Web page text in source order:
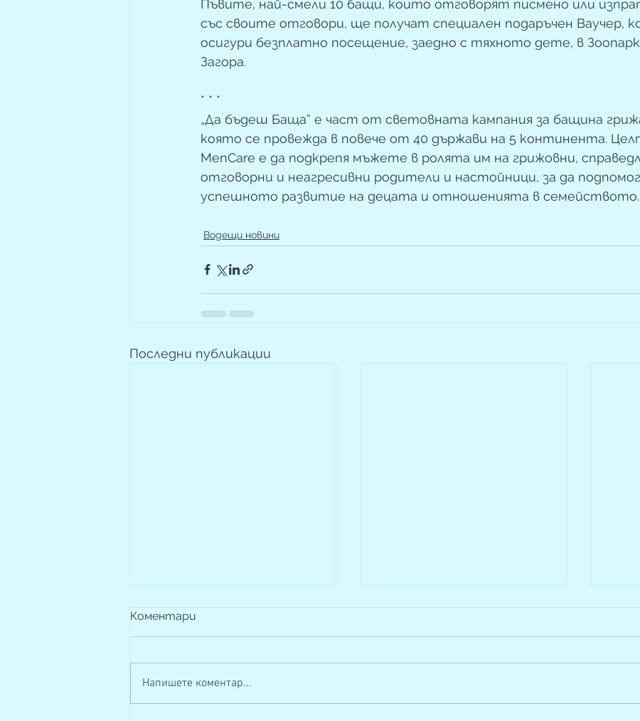
Пъвите, най-смели 10 бащи, които отговорят писмено или
със своите отговори, ще получат специален подаръчен Ваучер,
осигури безплатно посещение, заедно с тяхното дете, в
Загора.
* * *
„Да бъдеш Баща” е част от световната кампания за бащина
която се провежда в повече от 40 държави на 5 континента.
MenCare е да подкрепя мъжете в ролята им на грижовни,
отговорни и неагресивни родители и настойници, за да
успешното развитие на децата и отношенията в семейството.
Водещи новини
Последни публикации
Коментари
Напишете коментар...